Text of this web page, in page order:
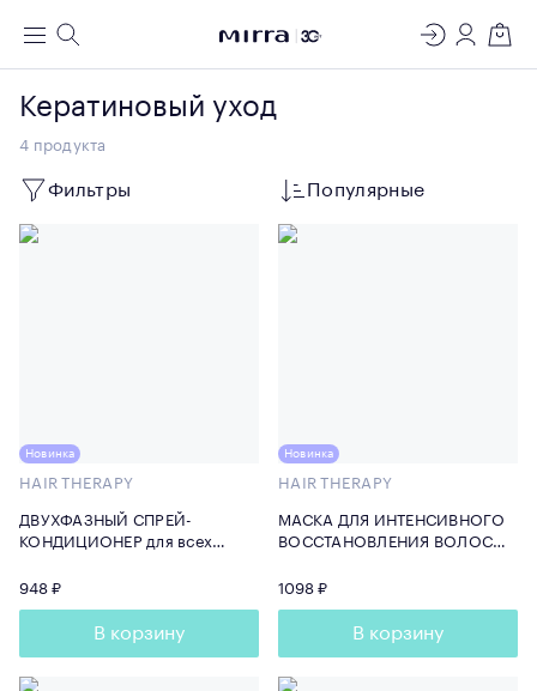
Меню Поиск
ЛАБОРАТОРИЯ
МОЛЕКУЛЯРНОЙ КОСМЕТОЛОГИИ
Регистрация
Вход
Кератиновый уход
4 продукта
Фильтры Популярные
Новинка
HAIR THERAPY
ДВУХФАЗНЫЙ СПРЕЙ-
КОНДИЦИОНЕР для всех
948 ₽
В корзину
Новинка
HAIR THERAPY
МАСКА ДЛЯ ИНТЕНСИВНОГО
ВОССТАНОВЛЕНИЯ ВОЛОС
1098 ₽
В корзину